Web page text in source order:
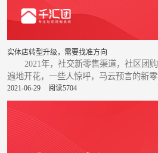
实体店转型升级，需要找准方向
2021年，社交新零售渠道，社区团
遍地开花，一些人惊呼，马云预言的新零
2021-06-29 阅读5704